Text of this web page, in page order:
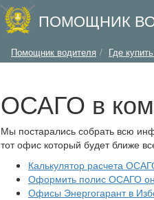
ПОМОЩНИК
Помощник водителя Где
ОСАГО в
Мы постарались собрать всю
тот офис который будет ближе
Калькулятор расчета
Оформить полис ОСАГО
Офисы Энергогарант в